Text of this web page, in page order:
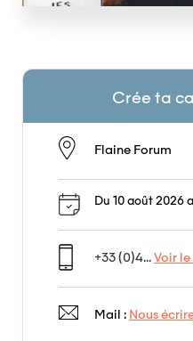
Crée ta
Flaine Forum
Du 10 août 2026
+33 (0)4... Voir le
Mail : Nous